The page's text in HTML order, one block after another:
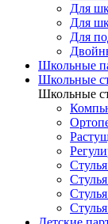
Для
Для
Для
Школьные
Школьные
Школьные